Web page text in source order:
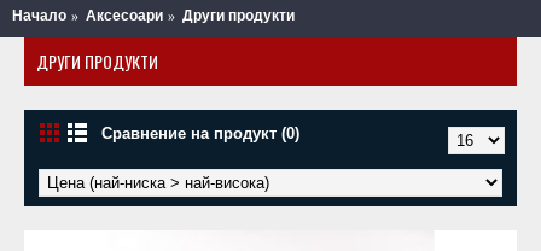
Начало Аксесоари Други продукти
ДРУГИ ПРОДУКТИ
Сравнение на продукт (0)